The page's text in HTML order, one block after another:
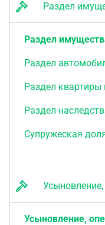
Раздел
Раздел
Раздел
Раздел квартиры
Раздел
Супружеская
Усыновление,
Усыновление,